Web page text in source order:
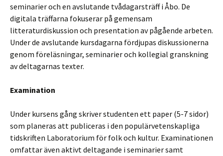
seminarier och en avslutande tvådagarsträff i Åbo. De
digitala träffarna fokuserar på gemensam
litteraturdiskussion och presentation av pågående arbeten.
Under de avslutande kursdagarna fördjupas diskussionerna
genom föreläsningar, seminarier och kollegial granskning
av deltagarnas texter.
Examination
Under kursens gång skriver studenten ett paper (5-7 sidor)
som planeras att publiceras i den populärvetenskapliga
tidskriften Laboratorium för folk och kultur. Examinationen
omfattar även aktivt deltagande i seminarier samt